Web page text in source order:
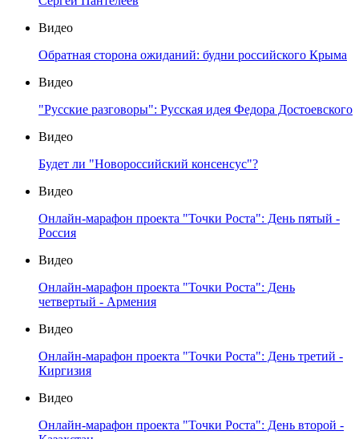
Видео
Обратная сторона ожиданий: будни российского Крыма
Видео
"Русские разговоры": Русская идея Федора Достоевского
Видео
Будет ли "Новороссийский консенсус"?
Видео
Онлайн-марафон проекта "Точки Роста": День пятый -
Россия
Видео
Онлайн-марафон проекта "Точки Роста": День
четвертый - Армения
Видео
Онлайн-марафон проекта "Точки Роста": День третий -
Киргизия
Видео
Онлайн-марафон проекта "Точки Роста": День второй -